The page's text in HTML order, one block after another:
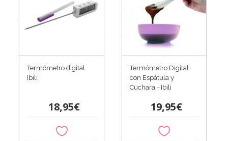
Termómetro digital
Ibili
18,95€
Termómetro Digital
con Espátula y
Cuchara - Ibili
19,95€